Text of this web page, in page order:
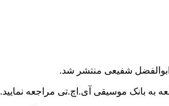
شفیعی منتشر شد.
به بانک موسیقی آی.اچ.تی مراجعه نمایید.